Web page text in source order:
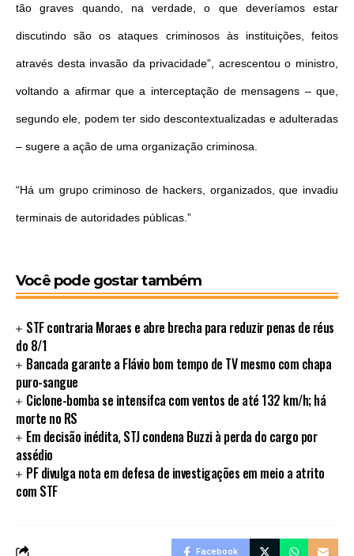
tão graves quando, na verdade, o que deveríamos estar
discutindo são os ataques criminosos às instituições, feitos
através desta invasão da privacidade”, acrescentou o ministro,
voltando a afirmar que a interceptação de mensagens – que,
segundo ele, podem ter sido descontextualizadas e adulteradas
– sugere a ação de uma organização criminosa.
“Há um grupo criminoso de hackers, organizados, que invadiu
terminais de autoridades públicas.”
Você pode gostar também
STF contraria Moraes e abre brecha para reduzir penas de réus
do 8/1
Bancada garante a Flávio bom tempo de TV mesmo com chapa
puro-sangue
Ciclone-bomba se intensifca com ventos de até 132 km/h; há
morte no RS
Em decisão inédita, STJ condena Buzzi à perda do cargo por
assédio
PF divulga nota em defesa de investigações em meio a atrito
com STF
Facebook